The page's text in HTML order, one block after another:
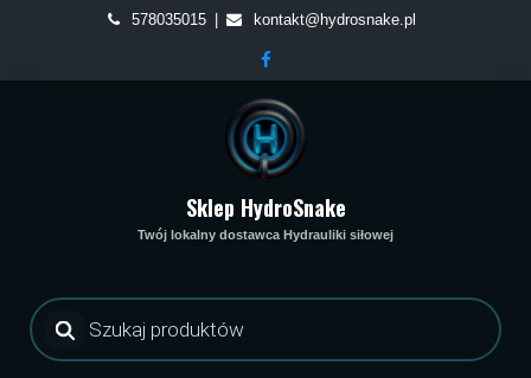
content
578035015 kontakt@hydrosnake.pl
Sklep HydroSnake
Twój lokalny dostawca Hydrauliki siłowej
Wyszukiwarka
produktów